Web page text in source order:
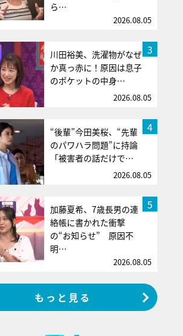
ら…
2026.08.05
3
川田裕美、洗濯物がなぜ
か真っ赤に！原因は息子
のポケットの中身…
2026.08.05
4
“後輩”今田美桜、“先輩
のパワハラ問題”に持論
「被害者の話だけで…
2026.08.05
5
加藤夏希、7歳長男の連
絡帳に書かれた衝撃
の“お知らせ” 原因不
明…
2026.08.05
もっと見る